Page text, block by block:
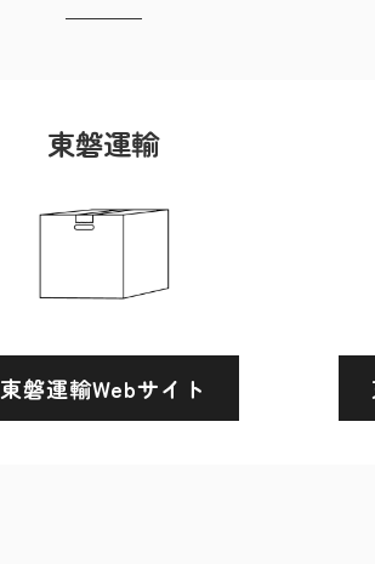
東磐運輸
東磐運輸Webサイト